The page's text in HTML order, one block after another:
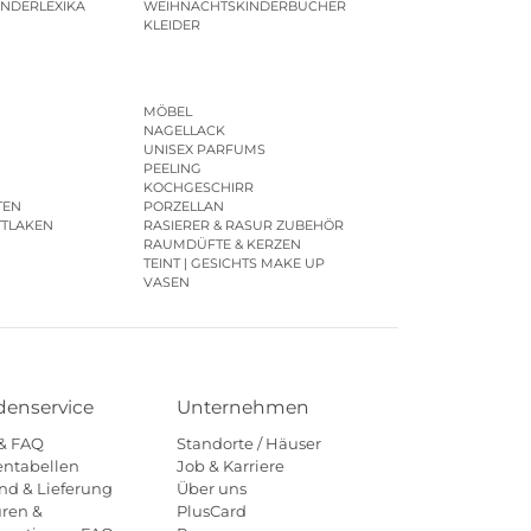
WEIHNACHTSKINDERBÜCHER
KLEIDER
MÖBEL
NAGELLACK
UNISEX PARFUMS
PEELING
KOCHGESCHIRR
PORZELLAN
RASIERER & RASUR ZUBEHÖR
RAUMDÜFTE & KERZEN
TEINT | GESICHTS MAKE UP
VASEN
FAQ
& Lieferung
&
Unternehmen
Standorte / Häuser
Job & Karriere
Über uns
PlusCard